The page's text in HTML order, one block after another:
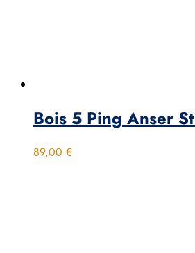
Bois 5 Ping Anser
89,00 €